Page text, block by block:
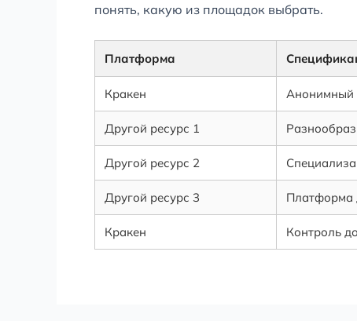
понять, какую из площадок выбрать.
Платформа
Кракен Анонимный
Другой ресурс 1
Другой ресурс 2
Другой ресурс 3 Платформа
Кракен Контроль